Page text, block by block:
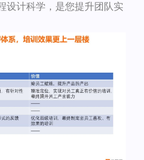
设计科学，是您提升团队实